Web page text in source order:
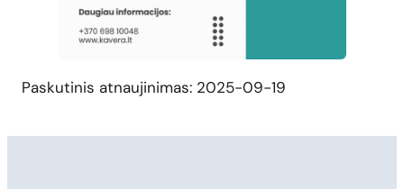
Paskutinis atnaujinimas: 2025-09-19